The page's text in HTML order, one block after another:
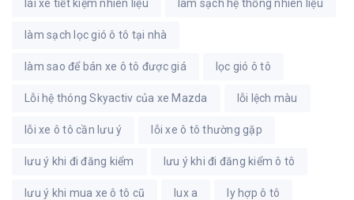
lái xe tiết kiệm nhiên liệu làm sạch hệ thống nhiên liệu
làm sạch lọc gió ô tô tại nhà
làm sao để bán xe ô tô được giá lọc gió ô tô
Lỗi hệ thóng Skyactiv của xe Mazda lỗi lệch màu
lỗi xe ô tô cần lưu ý lỗi xe ô tô thường gặp
lưu ý khi đi đăng kiểm lưu ý khi đi đăng kiểm ô tô
lưu ý khi mua xe ô tô cũ lux a ly hợp ô tô